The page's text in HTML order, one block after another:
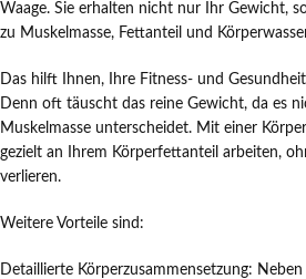
Waage. Sie erhalten nicht nur Ihr Gewicht,
zu Muskelmasse, Fettanteil und
Das hilft Ihnen, Ihre Fitness- und
Denn oft täuscht das reine Gewicht, da es
Muskelmasse unterscheidet. Mit einer
gezielt an Ihrem Körperfettanteil arbeiten,
verlieren.
Weitere Vorteile sind:
Detaillierte Körperzusammensetzung: